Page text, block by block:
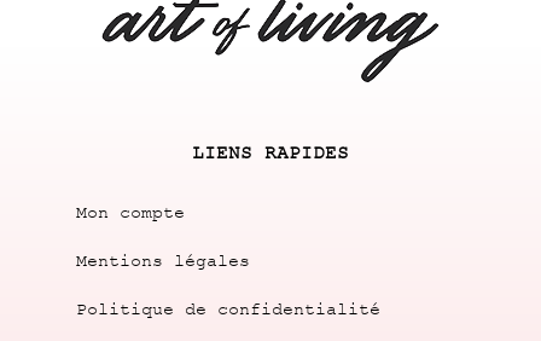
LIENS RAPIDES
Mon compte
Mentions légales
Politique de confidentialité